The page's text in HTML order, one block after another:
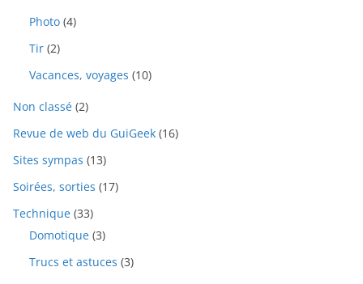
Photo (4)
Tir (2)
Vacances, voyages (10)
Non classé (2)
Revue de web du GuiGeek (16)
Sites sympas (13)
Soirées, sorties (17)
Technique (33)
Domotique (3)
Trucs et astuces (3)